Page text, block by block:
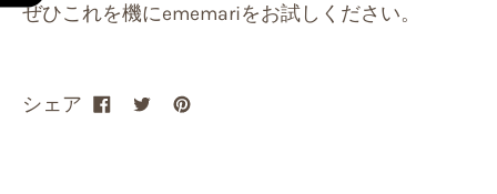
ぜひこれを機にememariをお試しください。
シェア